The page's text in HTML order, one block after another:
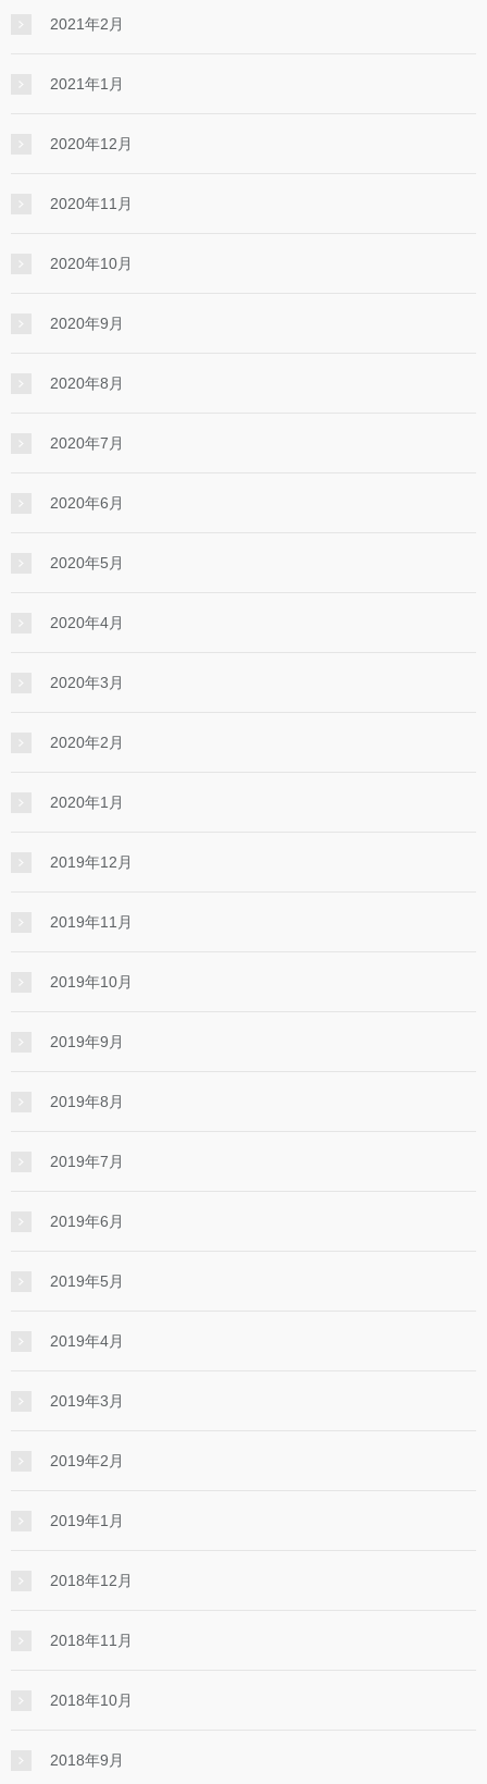
2021年2月
2021年1月
2020年12月
2020年11月
2020年10月
2020年9月
2020年8月
2020年7月
2020年6月
2020年5月
2020年4月
2020年3月
2020年2月
2020年1月
2019年12月
2019年11月
2019年10月
2019年9月
2019年8月
2019年7月
2019年6月
2019年5月
2019年4月
2019年3月
2019年2月
2019年1月
2018年12月
2018年11月
2018年10月
2018年9月